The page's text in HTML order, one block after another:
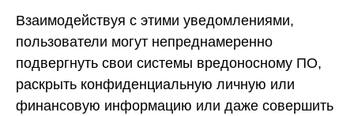
Взаимодействуя с этими уведомлениями,
пользователи могут непреднамеренно
подвергнуть свои системы вредоносному ПО,
раскрыть конфиденциальную личную или
финансовую информацию или даже совершить